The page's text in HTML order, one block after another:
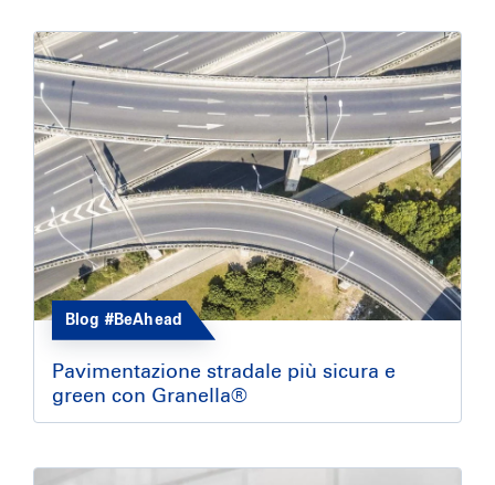
Blog #BeAhead
Pavimentazione stradale più sicura e
green con Granella®